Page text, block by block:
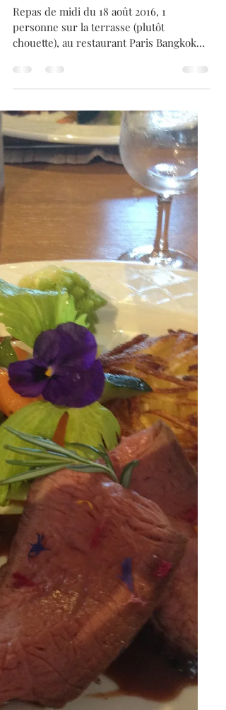
Admin
23 août 2016
2 min de lecture
Bulle 1630
personne sur la terrasse (plutôt
chouette), au restaurant Paris Bangkok
de Bulle, un resto qui surfe sur...